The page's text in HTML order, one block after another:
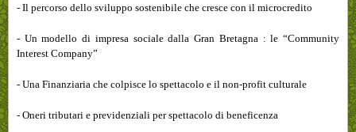
- Il percorso dello sviluppo sostenibile che cresce con il microcredito
- Un modello di impresa sociale dalla Gran Bretagna : le “Community
Interest Company”
- Una Finanziaria che colpisce lo spettacolo e il non-profit culturale
- Oneri tributari e previdenziali per spettacolo di beneficenza